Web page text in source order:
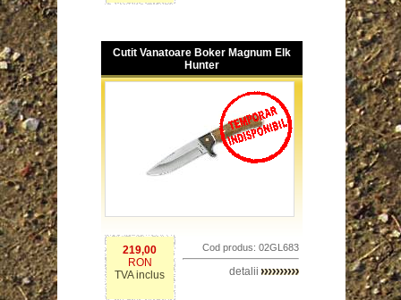
Cutit Vanatoare Boker Magnum Elk
Hunter
219,00
RON
TVA inclus
Cod produs: 02GL683
detalii